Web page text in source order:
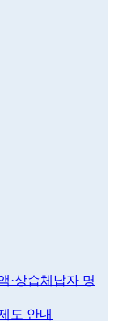
·상습체납자 명
도 안내